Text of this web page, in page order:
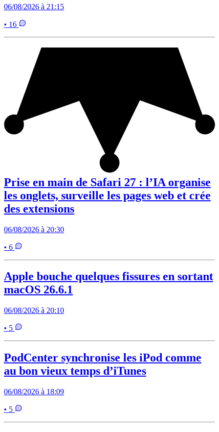
06/08/2026 à 21:15
• 16
Prise en main de Safari 27 : l’IA organise
les onglets, surveille les pages web et crée
des extensions
06/08/2026 à 20:30
• 6
Apple bouche quelques fissures en sortant
macOS 26.6.1
06/08/2026 à 20:10
• 5
PodCenter synchronise les iPod comme
au bon vieux temps d’iTunes
06/08/2026 à 18:09
• 5